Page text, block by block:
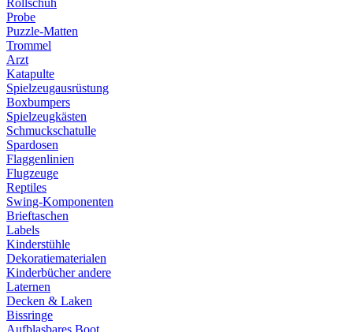
Rollschuh
Probe
Puzzle-Matten
Trommel
Arzt
Katapulte
Spielzeugausrüstung
Boxbumpers
Spielzeugkästen
Schmuckschatulle
Spardosen
Flaggenlinien
Flugzeuge
Reptiles
Swing-Komponenten
Brieftaschen
Labels
Kinderstühle
Dekoratiematerialen
Kinderbücher andere
Laternen
Decken & Laken
Bissringe
Aufblasbares Boot